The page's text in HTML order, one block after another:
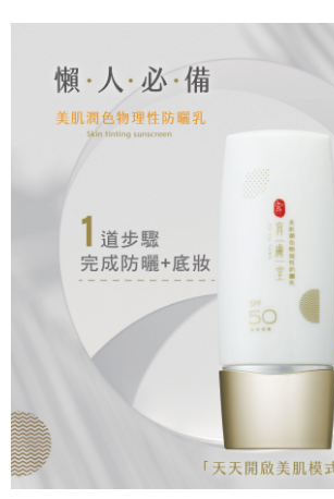
恩沛科技股份有限公司將有權停止該用戶之使用額度